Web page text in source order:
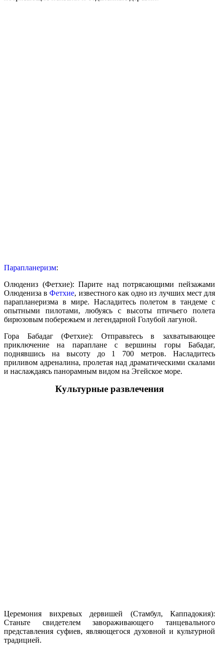
Парапланеризм:
Олюдениз (Фетхие): Парите над потрясающими пейзажами
Олюдениза вФетхие, известного как одно из лучших мест для
парапланеризма в мире. Насладитесь полетом в тандеме с
опытными пилотами, любуясь с высоты птичьего полета
бирюзовым побережьем и легендарной Голубой лагуной.
Гора Бабадаг (Фетхие): Отправьтесь в захватывающее
приключение на параплане с вершины горы Бабадаг,
поднявшись на высоту до 1 700 метров. Насладитесь
приливом адреналина, пролетая над драматическими скалами
и наслаждаясь панорамным видом на Эгейское море.
Культурные развлечения
Церемония вихревых дервишей (Стамбул, Каппадокия):
Станьте свидетелем завораживающего танцевального
представления суфиев, являющегося духовной и культурной
традицией.